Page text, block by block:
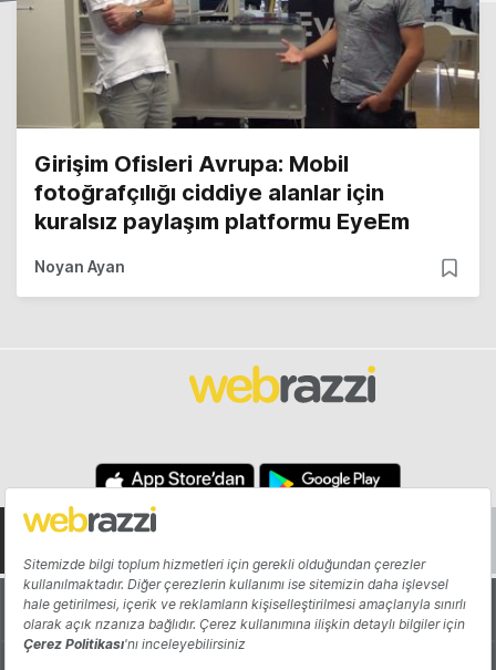
Girişim Ofisleri Avrupa: Mobil
fotoğrafçılığı ciddiye alanlar için
kuralsız paylaşım platformu EyeEm
Noyan Ayan
Hakkında Yazarlar